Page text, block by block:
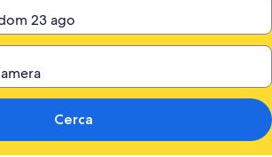
Cerca